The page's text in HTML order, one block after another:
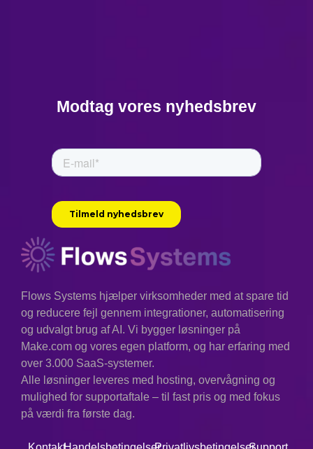
Modtag vores nyhedsbrev
Flows Systems hjælper virksomheder med at spare tid
og reducere fejl gennem integrationer, automatisering
og udvalgt brug af AI. Vi bygger løsninger på
Make.com og vores egen platform, og har erfaring med
over 3.000 SaaS-systemer.
Alle løsninger leveres med hosting, overvågning og
mulighed for supportaftale – til fast pris og med fokus
på værdi fra første dag.